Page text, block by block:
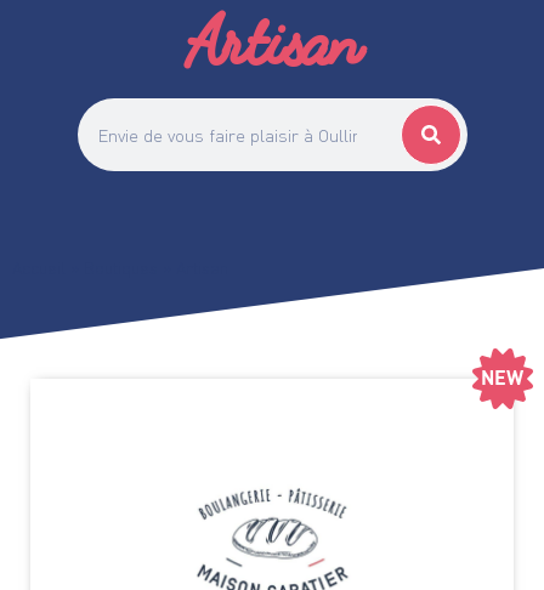
Artisan
NEW